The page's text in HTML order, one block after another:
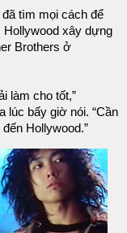
đã tìm mọi cách để
Hollywood xây dựng
Brothers ở
làm cho tốt,”
lúc bấy giờ nói. “Cần
Hollywood.”